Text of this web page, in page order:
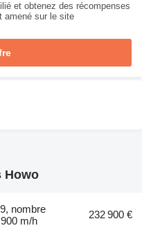
et obtenez des récompenses
amené sur le site
Howo
nombre
m/h
232 900 €